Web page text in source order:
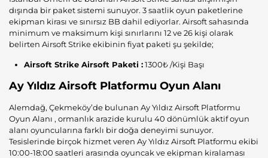
dışında bir paket sistemi sunuyor. 3 saatlik oyun paketlerine
ekipman kirası ve sınırsız BB dahil ediyorlar. Airsoft sahasında
minimum ve maksimum kişi sınırlarını 12 ve 26 kişi olarak
belirten Airsoft Strike ekibinin fiyat paketi şu şekilde;
Airsoft Strike Airsoft Paketi :1300₺ /Kişi Başı
Ay Yıldız Airsoft Platformu Oyun Alanı
Alemdağ, Çekmeköy’de bulunan Ay Yıldız Airsoft Platformu
Oyun Alanı , ormanlık arazide kurulu 40 dönümlük aktif oyun
alanı oyuncularına farklı bir doğa deneyimi sunuyor.
Tesislerinde birçok hizmet veren Ay Yıldız Airsoft Platformu ekibi
10:00-18:00 saatleri arasında oyuncak ve ekipman kiralaması